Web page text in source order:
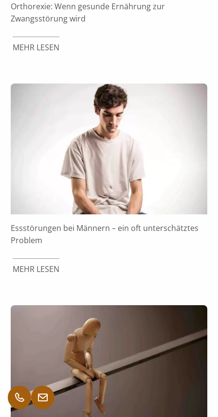
Orthorexie: Wenn gesunde Ernährung zur
Zwangsstörung wird
MEHR LESEN
Essstörungen bei Männern – ein oft unterschätztes
Problem
MEHR LESEN